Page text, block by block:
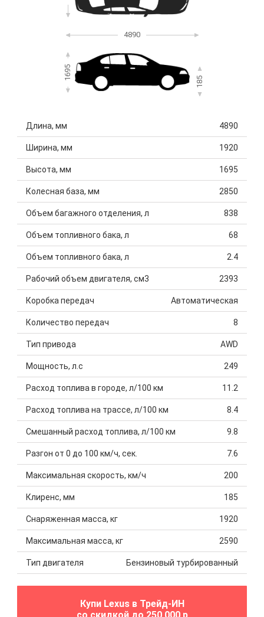
4890
1695
185
Длина, мм 4890
Ширина, мм 1920
Высота, мм 1695
Колесная база, мм 2850
Объем багажного отделения, л 838
Объем топливного бака, л 68
Объем топливного бака, л 2.4
Рабочий объем двигателя, см3 2393
Коробка передач Автоматическая
Количество передач 8
Тип привода AWD
Мощность, л.с 249
Расход топлива в городе, л/100 км 11.2
Расход топлива на трассе, л/100 км 8.4
Смешанный расход топлива, л/100 км 9.8
Разгон от 0 до 100 км/ч, сек. 7.6
Максимальная скорость, км/ч 200
Клиренс, мм 185
Снаряженная масса, кг 1920
Максимальная масса, кг 2590
Тип двигателя Бензиновый турбированный
Купи Lexus в Трейд-ИН
со скидкой до 250 000 р